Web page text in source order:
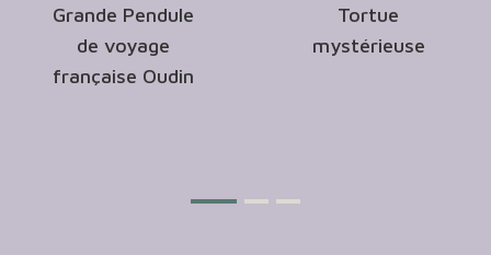
Grande Pendule
de voyage
française Oudin
Tortue
mystérieuse